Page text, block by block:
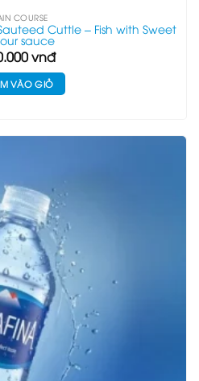
COURSE
Cuttle – Fish with Sweet
sauce
vnđ
VÀO GIỎ